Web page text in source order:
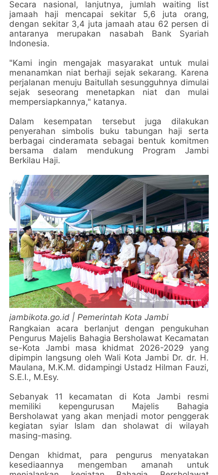
Secara nasional, lanjutnya, jumlah waiting list
jamaah haji mencapai sekitar 5,6 juta orang,
dengan sekitar 3,4 juta jamaah atau 62 persen di
antaranya merupakan nasabah Bank Syariah
Indonesia.
"Kami ingin mengajak masyarakat untuk mulai
menanamkan niat berhaji sejak sekarang. Karena
perjalanan menuju Baitullah sesungguhnya dimulai
sejak seseorang menetapkan niat dan mulai
mempersiapkannya," katanya.
Dalam kesempatan tersebut juga dilakukan
penyerahan simbolis buku tabungan haji serta
berbagai cinderamata sebagai bentuk komitmen
bersama dalam mendukung Program Jambi
Berkilau Haji.
jambikota.go.id | Pemerintah Kota Jambi
Rangkaian acara berlanjut dengan pengukuhan
Pengurus Majelis Bahagia Bersholawat Kecamatan
se-Kota Jambi masa khidmat 2026-2029 yang
dipimpin langsung oleh Wali Kota Jambi Dr. dr. H.
Maulana, M.K.M. didampingi Ustadz Hilman Fauzi,
S.E.I., M.Esy.
Sebanyak 11 kecamatan di Kota Jambi resmi
memiliki kepengurusan Majelis Bahagia
Bersholawat yang akan menjadi motor penggerak
kegiatan syiar Islam dan sholawat di wilayah
masing-masing.
Dengan khidmat, para pengurus menyatakan
kesediaannya mengemban amanah untuk